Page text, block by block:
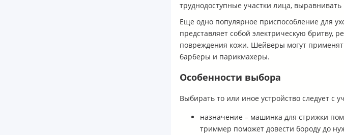
труднодоступные участки лица,
Еще одно популярное приспособление для
представляет собой электрическую бритву,
повреждения кожи. Шейверы могут
барберы и парикмахеры.
Особенности выбора
Выбирать то или иное устройство следует с
назначение – машинка для стрижки
триммер поможет довести бороду до